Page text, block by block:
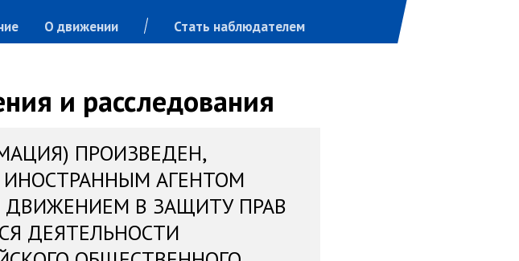
О движении Стать наблюдателем
и расследования
ПРОИЗВЕДЕН,
ИНОСТРАННЫМ АГЕНТОМ
В ЗАЩИТУ ПРАВ
ДЕЯТЕЛЬНОСТИ